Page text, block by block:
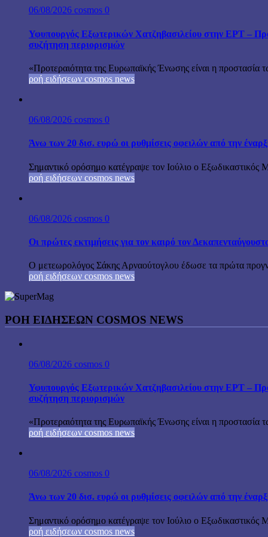
06/08/2026 cosmos 0
Υφυπουργός Εξωτερικών Χατζηβασιλείου στην ΕΡΤ –
συζήτηση περιορισμών
«Προτεραιότητα της Ευρωπαϊκής Ένωσης είναι η
ροή ειδήσεων cosmos news
06/08/2026 cosmos 0
Άνω των 20 δισ. ευρώ οι ρυθμίσεις οφειλών από την
Σημαντικό ορόσημο κατέγραψε τον Ιούλιο ο Εξωδικαστικός
ροή ειδήσεων cosmos news
06/08/2026 cosmos 0
Οι πρώτες εκτιμήσεις για τον καιρό τον
Ο μετεωρολόγος Σάκης Αρναούτογλου έδωσε τα πρώτα
ροή ειδήσεων cosmos news
ΡΟΉ ΕΙΔΉΣΕΩΝ COSMOS NEWS
06/08/2026 cosmos 0
Υφυπουργός Εξωτερικών Χατζηβασιλείου στην ΕΡΤ –
συζήτηση περιορισμών
«Προτεραιότητα της Ευρωπαϊκής Ένωσης είναι η
ροή ειδήσεων cosmos news
06/08/2026 cosmos 0
Άνω των 20 δισ. ευρώ οι ρυθμίσεις οφειλών από την
Σημαντικό ορόσημο κατέγραψε τον Ιούλιο ο Εξωδικαστικός
ροή ειδήσεων cosmos news